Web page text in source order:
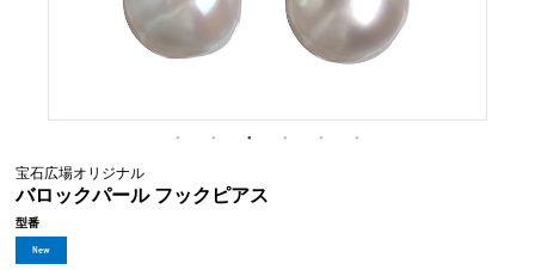
宝石広場オリジナル
バロックパール フックピアス
型番